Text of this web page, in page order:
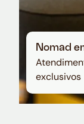
Nomad
exclusivos